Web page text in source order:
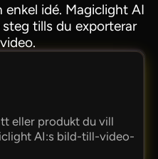
enkel idé. Magiclight AI
tills du exporterar
eller produkt du vill
AI:s bild-till-video-